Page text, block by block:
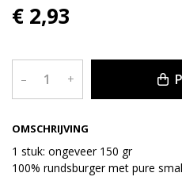
OMSCHRIJVING
1 stuk: ongeveer 150 gr
100% rundsburger met pure
€ 2,93
– +